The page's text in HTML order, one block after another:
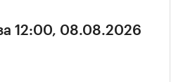
12:00, 08.08.2026